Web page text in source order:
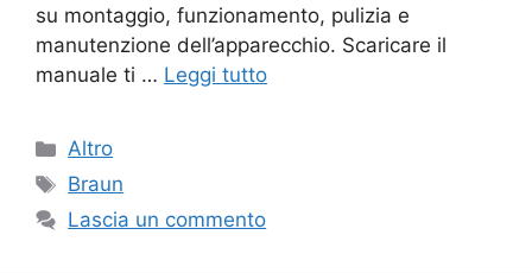
su montaggio, funzionamento, pulizia e
manutenzione dell’apparecchio. Scaricare il
manuale ti … Leggi tutto
Categorie
Altro
Tag
Braun
Lascia un commento